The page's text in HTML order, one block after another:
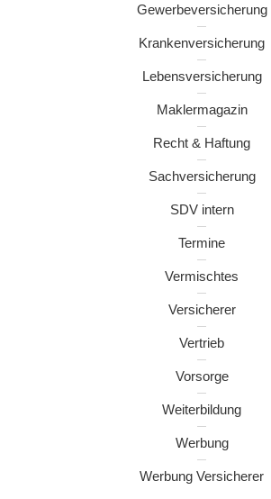
Gewerbeversicherung
Krankenversicherung
Lebensversicherung
Maklermagazin
Recht & Haftung
Sachversicherung
SDV intern
Termine
Vermischtes
Versicherer
Vertrieb
Vorsorge
Weiterbildung
Werbung
Werbung Versicherer